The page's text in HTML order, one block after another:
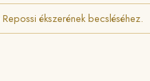
ékszerének becsléséhez.